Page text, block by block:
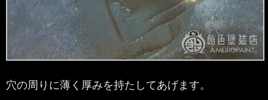
穴の周りに薄く厚みを持たしてあげます。